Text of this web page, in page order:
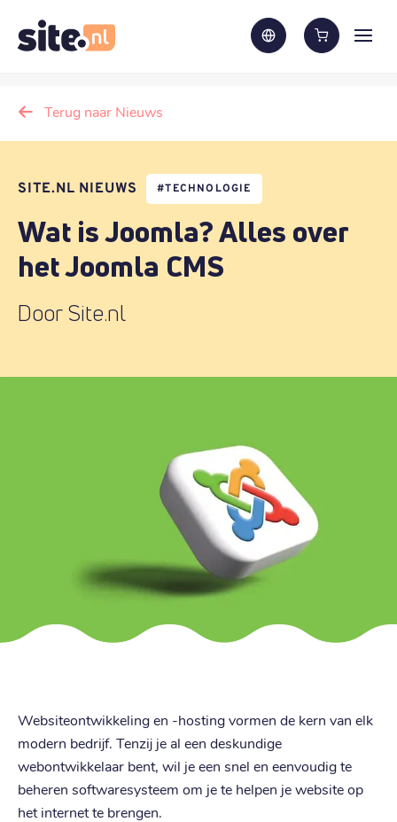
Terug naar Nieuws
SITE.NL NIEUWS #TECHNOLOGIE
Wat is Joomla? Alles over
het Joomla CMS
Door Site.nl
Websiteontwikkeling en -hosting vormen de kern van elk
modern bedrijf. Tenzij je al een deskundige
webontwikkelaar bent, wil je een snel en eenvoudig te
beheren softwaresysteem om je te helpen je website op
het internet te brengen.